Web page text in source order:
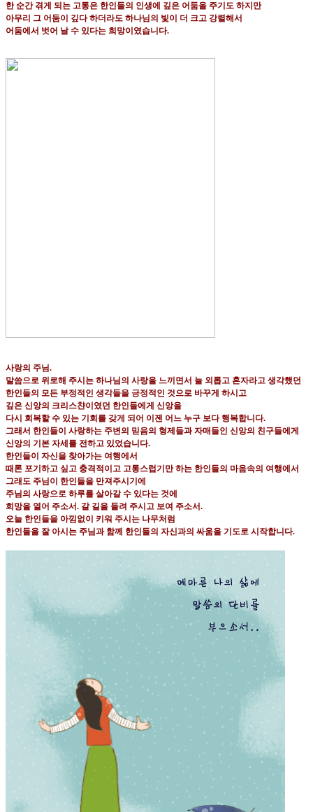
한 순간 겪게 되는 고통은 한인들의 인생에 깊은 어둠을 주기도 하지만
아무리 그 어둠이 깊다 하더라도 하나님의 빛이 더 크고 강렬해서
어둠에서 벗어 날 수 있다는 희망이였습니다.
사랑의 주님.
말씀으로 위로해 주시는 하나님의 사랑을 느끼면서 늘 외롭고 혼자라고 생각했던
한인들의 모든 부정적인 생각들을 긍정적인 것으로 바꾸게 하시고
깊은 신앙의 크리스챤이였던 한인들에게 신앙을
다시 회복할 수 있는 기회를 갖게 되어 이젠 어느 누구 보다 행복합니다.
그래서 한인들이 사랑하는 주변의 믿음의 형제들과 자매들인 신앙의 친구들에게
신앙의 기본 자세를 전하고 있었습니다.
한인들이 자신을 찾아가는 여행에서
때론 포기하고 싶고 충격적이고 고통스럽기만 하는 한인들의 마음속의 여행에서
그래도 주님이 한인들을 만져주시기에
주님의 사랑으로 하루를 살아갈 수 있다는 것에
희망을 열어 주소서. 갈 길을 들려 주시고 보여 주소서.
오늘 한인들을 아낌없이 키워 주시는 나무처럼
한인들을 잘 아시는 주님과 함께 한인들의 자신과의 싸움을 기도로 시작합니다.